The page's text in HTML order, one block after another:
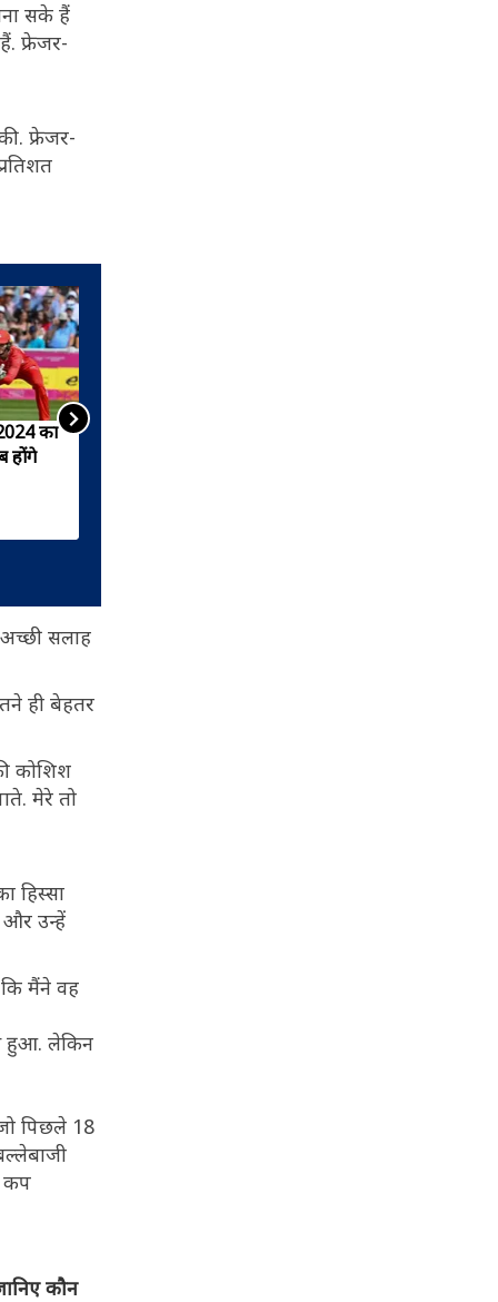
सके हैं
फ्रेजर-
फ्रेजर-
का
होंगे
सलाह
ही बेहतर
कोशिश
मेरे तो
हिस्सा
उन्हें
मैंने वह
हुआ. लेकिन
पिछले 18
कप
कौन